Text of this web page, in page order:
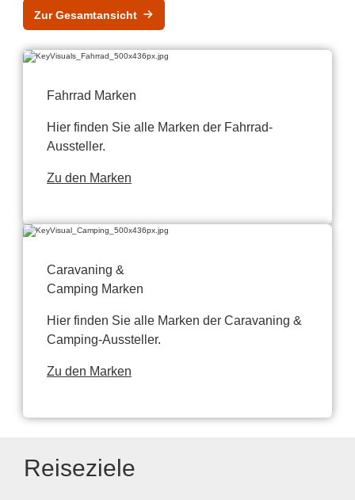
Zur Gesamtansicht
Fahrrad Marken
Hier finden Sie alle Marken der Fahrrad-
Aussteller.
Zu den Marken
Caravaning &
Camping Marken
Hier finden Sie alle Marken der Caravaning &
Camping-Aussteller.
Zu den Marken
Reiseziele